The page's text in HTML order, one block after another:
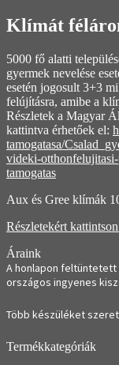
Klímát
5000 fő alatti
gyermek nevelése
esetén jogosult 3+3
felújításra, amibe a
Részletek a Magyar
kattintva érhetőek el:
tamogatasa/
videki-
tamogatas
Aux és Gree klímák
Részletekért
Áraink
A honlapon
országos ingyenes
Több készüléket
Termékkategóriák